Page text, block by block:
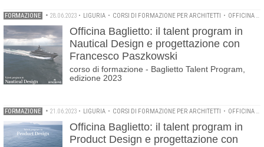
FORMAZIONE • 28.06.2023 • LIGURIA • CORSI DI FORMAZIONE PER ARCHITETTI • OFFICINA BAGLIETTO
Officina Baglietto: il talent program in
Nautical Design e progettazione con
Francesco Paszkowski
corso di formazione - Baglietto Talent Program,
edizione 2023
FORMAZIONE • 21.06.2023 • LIGURIA • CORSI DI FORMAZIONE PER ARCHITETTI • OFFICINA BAGLIETTO
Officina Baglietto: il talent program in
Product Design e progettazione con